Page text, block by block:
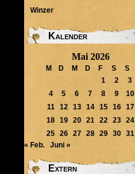
Winzer
Kalender
Mai 2026
M D M D F S
S
1
2
3
4
5 6 7 8 9
10
11
12 13 14 15 16
17
18 19 20 21 22 23
24
25 26 27 28 29 30
31
« Feb.
Juni »
Extern